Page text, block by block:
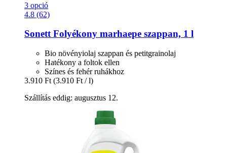
3 opció
4.8 (62)
SonettFolyékony marhaepe szappan, 1 l
Bio növényiolaj szappan és petitgrainolaj
Hatékony a foltok ellen
Színes és fehér ruhákhoz
3.910 Ft (3.910 Ft / l)
Szállítás eddig: augusztus 12.